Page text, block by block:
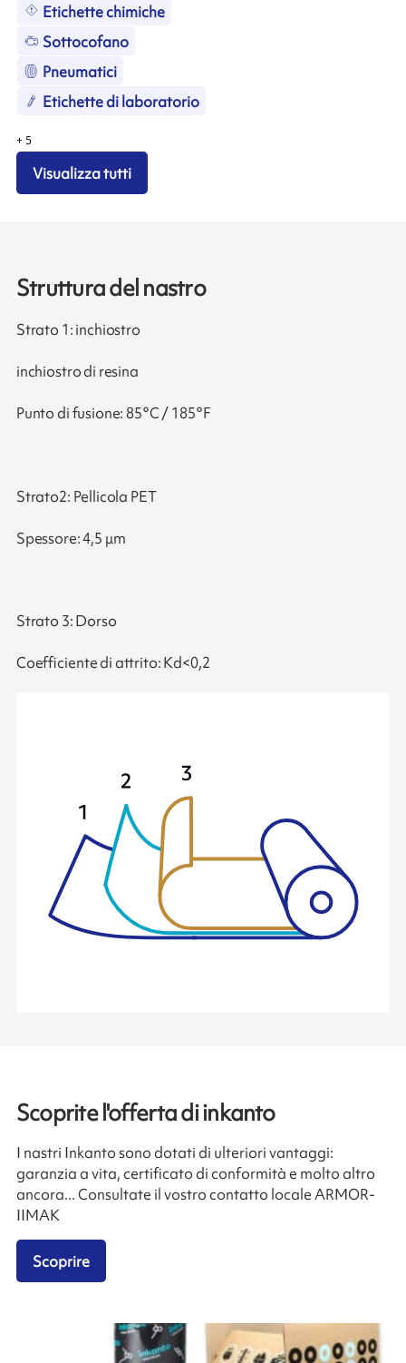
Etichette chimiche
Sottocofano
Pneumatici
Etichette di laboratorio
+ 5
Visualizza tutti
Struttura del nastro
Strato 1: inchiostro
inchiostro di resina
Punto di fusione: 85°C / 185°F
Strato2: Pellicola PET
Spessore: 4,5 μm
Strato 3: Dorso
Coefficiente di attrito: Kd<0,2
Scoprite l'offerta di inkanto
I nastri Inkanto sono dotati di ulteriori vantaggi:
garanzia a vita, certificato di conformità e molto altro
ancora... Consultate il vostro contatto locale ARMOR-
IIMAK
Scoprire